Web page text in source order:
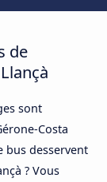
de
sont
Costa
bus desservent
? Vous